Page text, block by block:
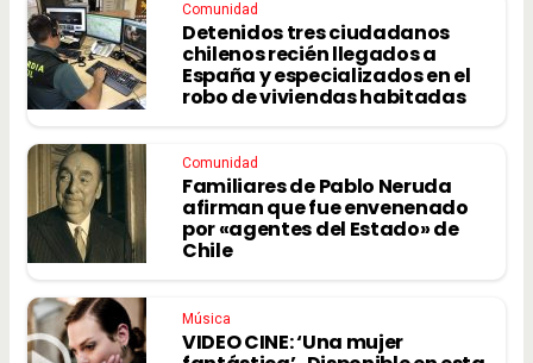
Comunidad
Detenidos tres ciudadanos
chilenos recién llegados a
España y especializados en el
robo de viviendas habitadas
Comunidad
Familiares de Pablo Neruda
afirman que fue envenenado
por «agentes del Estado» de
Chile
Música
VIDEO CINE: ‘Una mujer